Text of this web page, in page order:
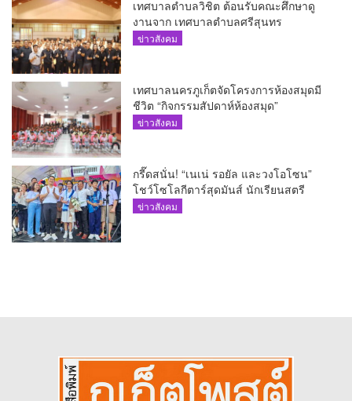
เทศบาลตำบลวิชิต ต้อนรับคณะศึกษาดู
งานจาก เทศบาลตำบลศรีสุนทร
ข่าวสังคม
เทศบาลนครภูเก็ตจัดโครงการห้องสมุดมี
ชีวิต “กิจกรรมสัปดาห์ห้องสมุด”
ข่าวสังคม
กรี๊ดสนั่น! “เนเน่ รอยัล และวงโอโซน”
โชว์โซโลกีตาร์สุดมันส์ นักเรียนสตรี
ภูเก็ตนั่งไม่ติด ทั้งเต้น-ร้อง
ข่าวสังคม